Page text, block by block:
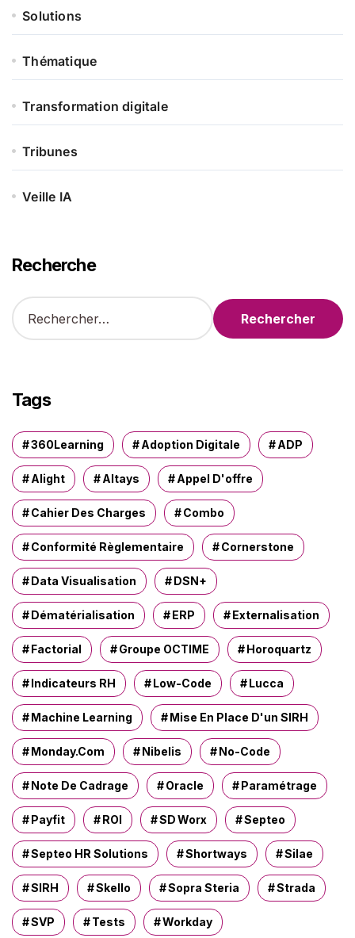
Solutions
Thématique
Transformation digitale
Tribunes
Veille IA
Recherche
R
e
r
c
e
Tags
360Learning Adoption Digitale ADP
Alight Altays Appel D'offre
Cahier Des Charges Combo
Conformité Règlementaire Cornerstone
Data Visualisation DSN+
Dématérialisation ERP Externalisation
Factorial Groupe OCTIME Horoquartz
Indicateurs RH Low-Code Lucca
Machine Learning Mise En Place D'un SIRH
Monday.com Nibelis No-Code
Note De Cadrage Oracle Paramétrage
Payfit ROI SD Worx Septeo
Septeo HR Solutions Shortways Silae
SIRH Skello Sopra Steria Strada
SVP Tests Workday